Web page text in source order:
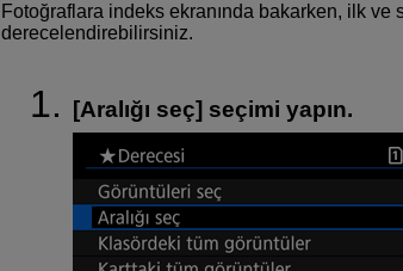
Fotoğraflara indeks ekranında bakarken, ilk ve
derecelendirebilirsiniz.
[Aralığı seç] seçimi yapın.